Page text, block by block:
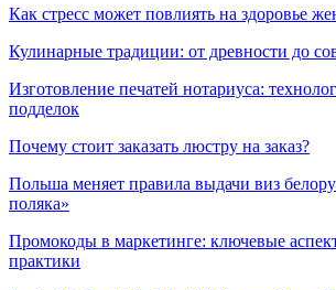
Как стресс может повлиять на здоровье
Кулинарные традиции: от древности до
Изготовление печатей нотариуса:
подделок
Почему стоит заказать люстру на заказ?
Польша меняет правила выдачи виз
поляка»
Промокоды в маркетинге: ключевые
практики